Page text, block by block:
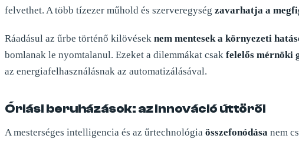
felvethet. A több tízezer műhold és szerveregység zavarhatja a
Ráadásul az űrbe történő kilövések nem mentesek a környezeti
bomlanak le nyomtalanul. Ezeket a dilemmákat csak felelős mérnöki
az energiafelhasználásnak az automatizálásával.
Óriási beruházások: az innováció úttörői
A mesterséges intelligencia és az űrtechnológia összefonódása nem